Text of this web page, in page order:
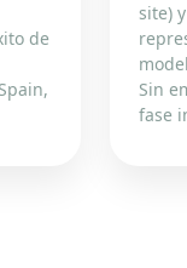
de
site)
Sin
fase